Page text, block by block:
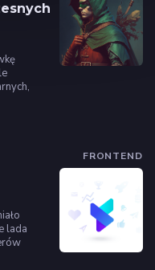
FRONTEND
lada